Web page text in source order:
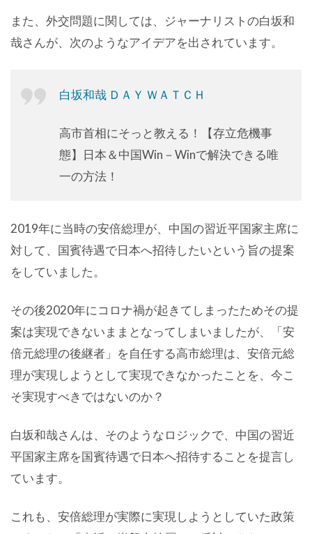
また、外交問題に関しては、ジャーナリストの白坂和
哉さんが、次のようなアイデアを出されています。
白坂和哉 ＤＡＹ ＷＡＴＣＨ
高市首相にそっと教える！【存立危機事
態】日本＆中国Win－Winで解決できる唯
一の方法！
2019年に当時の安倍総理が、中国の習近平国家主席に
対して、国賓待遇で日本へ招待したいという旨の提案
をしていました。
その後2020年にコロナ禍が起きてしまったためその提
案は実現できないままとなってしまいましたが、「安
倍元総理の後継者」を自任する高市総理は、安倍元総
理が実現しようとして実現できなかったことを、今こ
そ実現すべきではないのか？
白坂和哉さんは、そのようなロジックで、中国の習近
平国家主席を国賓待遇で日本へ招待することを提言し
ています。
これも、安倍総理が実際に実現しようとしていた政策